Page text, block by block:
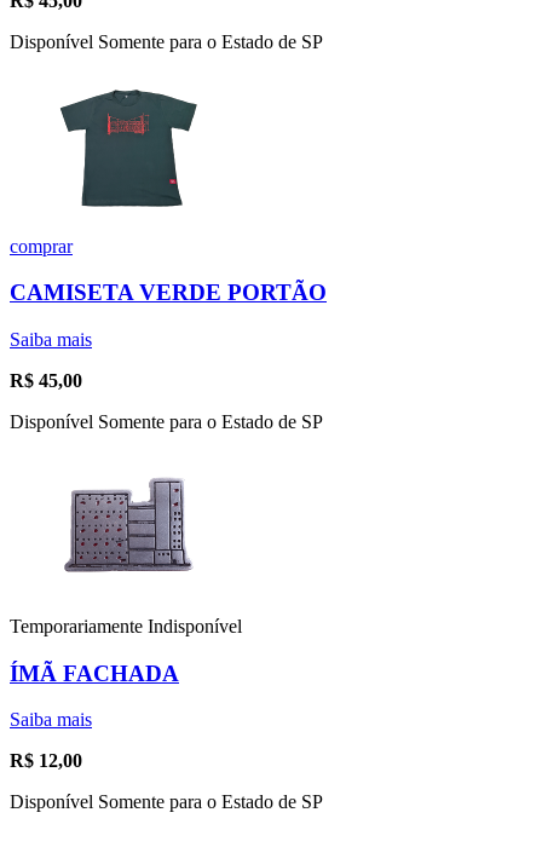
Disponível Somente para o Estado de SP
comprar
CAMISETA VERDE PORTÃO
Saiba mais
R$ 45,00
Disponível Somente para o Estado de SP
Temporariamente Indisponível
ÍMÃ FACHADA
Saiba mais
R$ 12,00
Disponível Somente para o Estado de SP